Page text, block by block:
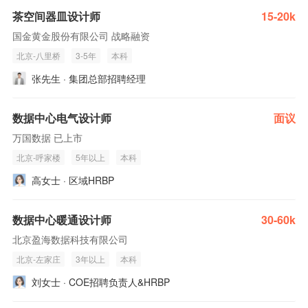
茶空间器皿设计师 15-20k
国金黄金股份有限公司 战略融资
北京-八里桥 3-5年 本科
张先生 · 集团总部招聘经理
数据中心电气设计师 面议
万国数据 已上市
北京-呼家楼 5年以上 本科
高女士 · 区域HRBP
数据中心暖通设计师 30-60k
北京盈海数据科技有限公司
北京-左家庄 3年以上 本科
刘女士 · COE招聘负责人&HRBP